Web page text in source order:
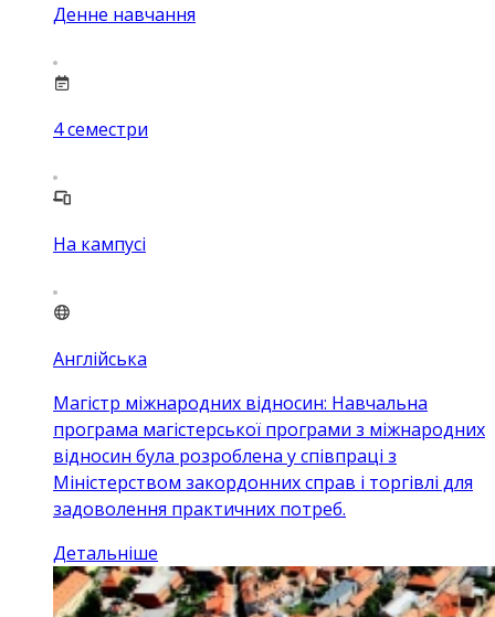
Денне навчання
4семестри
На кампусі
Англійська
Магістр міжнародних відносин: Навчальна
програма магістерської програми з міжнародних
відносин була розроблена у співпраці з
Міністерством закордонних справ і торгівлі для
задоволення практичних потреб.
Детальніше